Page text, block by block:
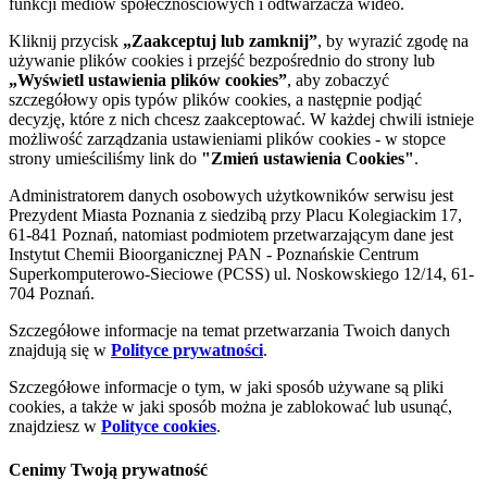
funkcji mediów społecznościowych i odtwarzacza wideo.
Kliknij przycisk „Zaakceptuj lub zamknij”, by wyrazić zgodę na
używanie plików cookies i przejść bezpośrednio do strony lub
„Wyświetl ustawienia plików cookies”, aby zobaczyć
szczegółowy opis typów plików cookies, a następnie podjąć
decyzję, które z nich chcesz zaakceptować. W każdej chwili istnieje
możliwość zarządzania ustawieniami plików cookies - w stopce
strony umieściliśmy link do "Zmień ustawienia Cookies".
Administratorem danych osobowych użytkowników serwisu jest
Prezydent Miasta Poznania z siedzibą przy Placu Kolegiackim 17,
61-841 Poznań, natomiast podmiotem przetwarzającym dane jest
Instytut Chemii Bioorganicznej PAN - Poznańskie Centrum
Superkomputerowo-Sieciowe (PCSS) ul. Noskowskiego 12/14, 61-
704 Poznań.
Szczegółowe informacje na temat przetwarzania Twoich danych
znajdują się w Polityce prywatności.
Szczegółowe informacje o tym, w jaki sposób używane są pliki
cookies, a także w jaki sposób można je zablokować lub usunąć,
znajdziesz w Polityce cookies.
Cenimy Twoją prywatność